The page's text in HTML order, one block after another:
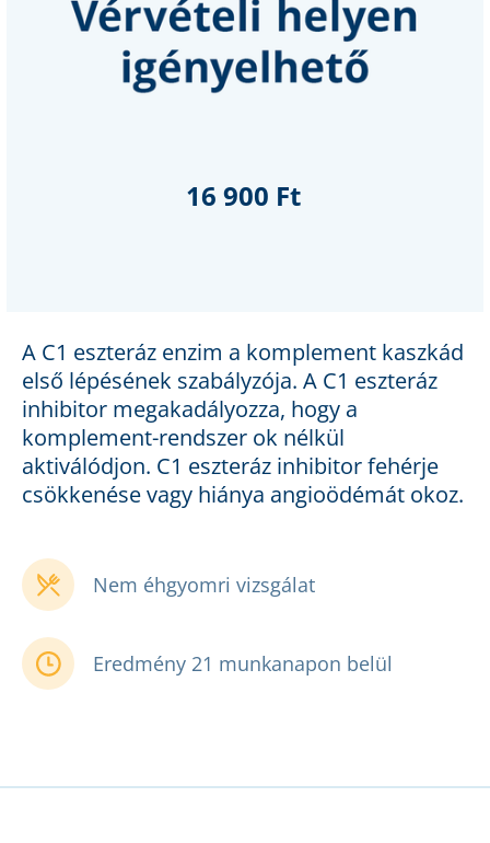
A C1 eszteráz enzim a komplement kaszkád
első lépésének szabályzója. A C1 eszteráz
inhibitor megakadályozza, hogy a
komplement-rendszer ok nélkül
aktiválódjon. C1 eszteráz inhibitor fehérje
csökkenése vagy hiánya angioödémát okoz.
Nem éhgyomri vizsgálat
Eredmény 21 munkanapon belül
16 900 Ft